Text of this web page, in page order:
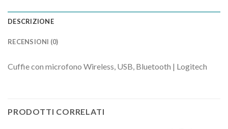
DESCRIZIONE
RECENSIONI (0)
Cuffie con microfono Wireless, USB, Bluetooth | Logitech
PRODOTTI CORRELATI